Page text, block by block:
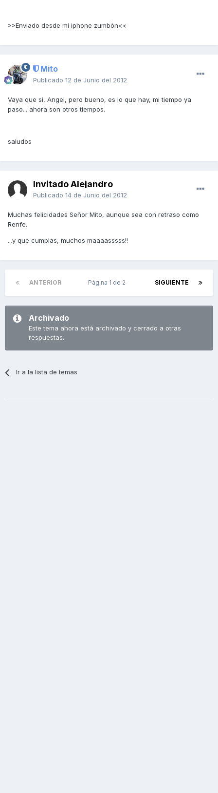
>>Enviado desde mi iphone zumbòn<<
Mito
Publicado 12 de Junio del 2012
Vaya que si, Angel, pero bueno, es lo que hay, mi tiempo ya
paso... ahora son otros tiempos.
saludos
Invitado Alejandro
Publicado 14 de Junio del 2012
Muchas felicidades Señor Mito, aunque sea con retraso como
Renfe.
...y que cumplas, muchos maaaasssss!!
ANTERIOR SIGUIENTE
Página 1 de 2
Archivado
Este tema ahora está archivado y cerrado a otras
respuestas.
Ir a la lista de temas